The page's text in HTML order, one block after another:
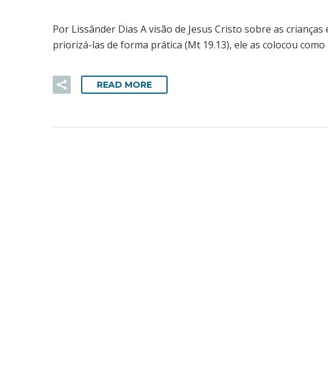
Por Lissânder Dias A visão de Jesus Cristo sobre as
priorizá-las de forma prática (Mt 19.13), ele as colocou
READ MORE